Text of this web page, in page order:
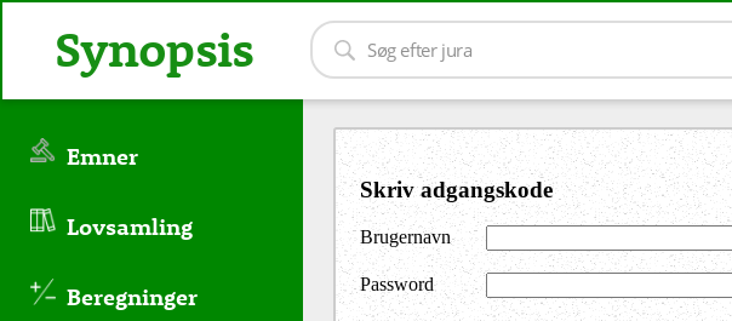
Skriv adgangskode
Brugernavn
Password
Emner
Lovsamling
Beregninger
Synopsis